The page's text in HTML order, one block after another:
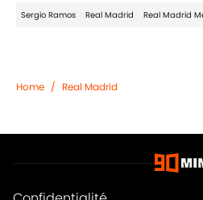
Sergio Ramos Real Madrid Real Madrid
Home / Real Madrid